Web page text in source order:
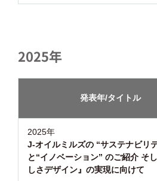
2025年
発表年/タイトル
2025年
J-オイルミルズの “サステナビリ
と“イノベーション” のご紹介 そ
しさデザイン』の実現に向けて